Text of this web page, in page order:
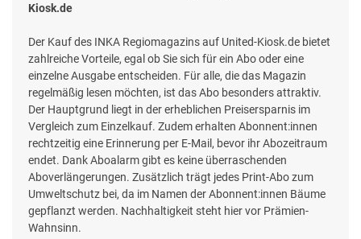
Kiosk.de
Der Kauf des INKA Regiomagazins auf United-Kiosk.de bietet
zahlreiche Vorteile, egal ob Sie sich für ein Abo oder eine
einzelne Ausgabe entscheiden. Für alle, die das Magazin
regelmäßig lesen möchten, ist das Abo besonders attraktiv.
Der Hauptgrund liegt in der erheblichen Preisersparnis im
Vergleich zum Einzelkauf. Zudem erhalten Abonnent:innen
rechtzeitig eine Erinnerung per E-Mail, bevor ihr Abozeitraum
endet. Dank Aboalarm gibt es keine überraschenden
Aboverlängerungen. Zusätzlich trägt jedes Print-Abo zum
Umweltschutz bei, da im Namen der Abonnent:innen Bäume
gepflanzt werden. Nachhaltigkeit steht hier vor Prämien-
Wahnsinn.